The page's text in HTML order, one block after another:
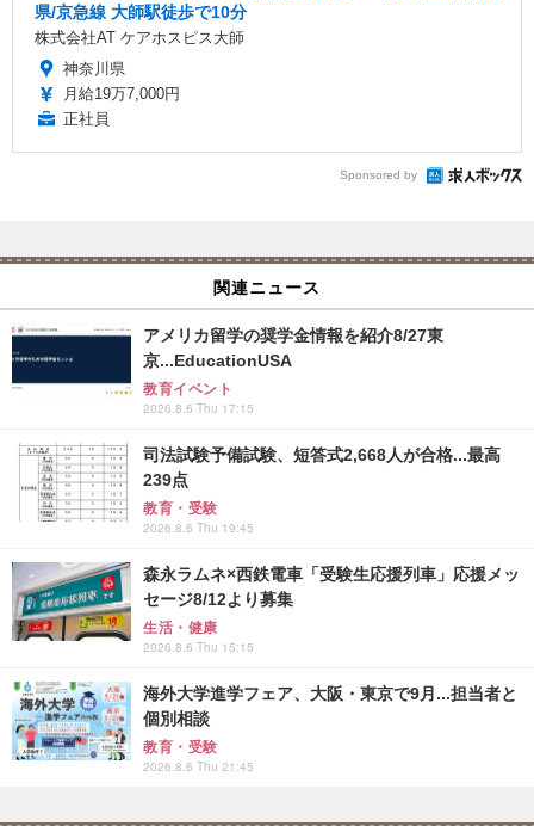
県/京急線 大師駅徒歩で10分
株式会社AT ケアホスピス大師
神奈川県
月給19万7,000円
正社員
Sponsored by
関連ニュース
アメリカ留学の奨学金情報を紹介8/27東
京...EducationUSA
教育イベント
2026.8.6 Thu 17:15
司法試験予備試験、短答式2,668人が合格...最高
239点
教育・受験
2026.8.6 Thu 19:45
森永ラムネ×西鉄電車「受験生応援列車」応援メッ
セージ8/12より募集
生活・健康
2026.8.6 Thu 15:15
海外大学進学フェア、大阪・東京で9月...担当者と
個別相談
教育・受験
2026.8.6 Thu 21:45